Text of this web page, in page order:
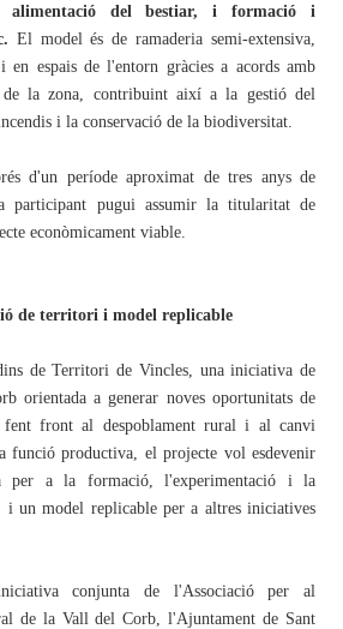
alimentació del bestiar, i formació i
El model és de ramaderia semi-extensiva,
en espais de l'entorn gràcies a acords amb
de la zona, contribuint així a la gestió del
i la conservació de la biodiversitat.
d'un període aproximat de tres anys de
participant pugui assumir la titularitat de
econòmicament viable.
de territori i model replicable
dins de Territori de Vincles, una iniciativa de
orientada a generar noves oportunitats de
fent front al despoblament rural i al canvi
funció productiva, el projecte vol esdevenir
per a la formació, l'experimentació i la
i un model replicable per a altres iniciatives
conjunta de l'Associació per al
de la Vall del Corb, l'Ajuntament de Sant